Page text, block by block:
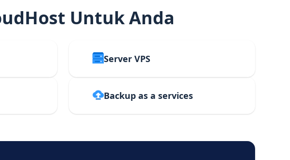
Untuk Anda
Server VPS
Backup as a services